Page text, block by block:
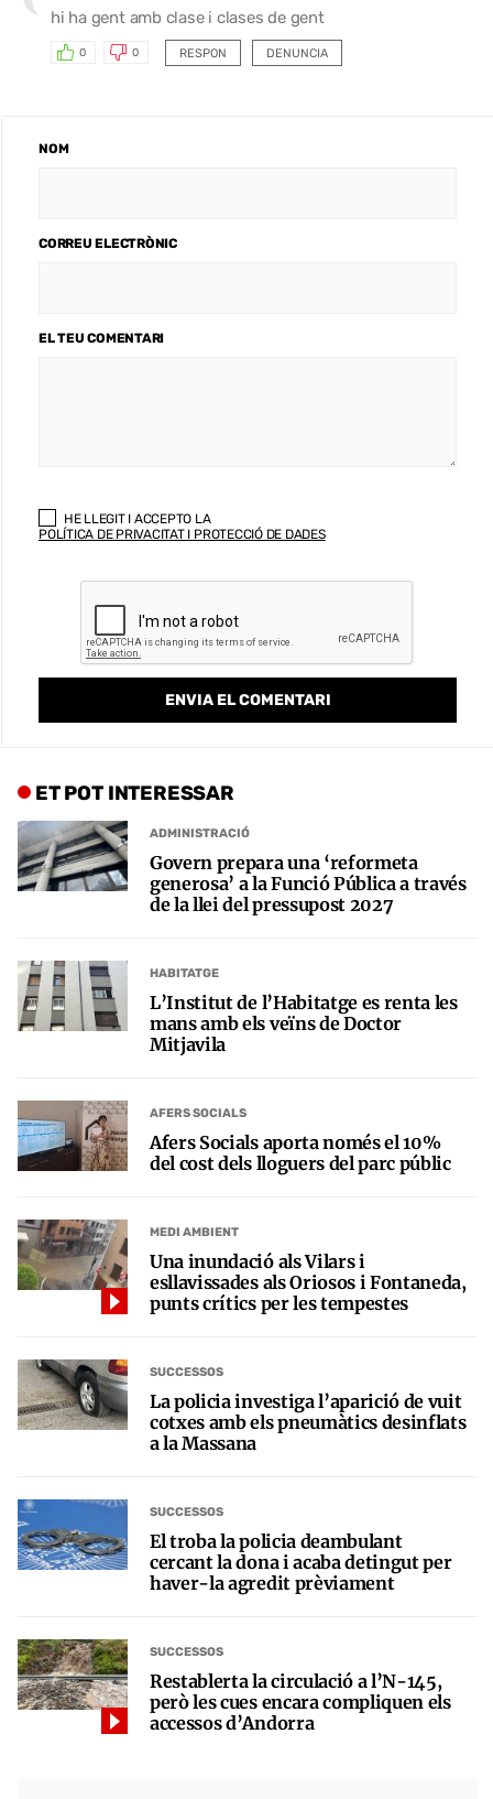
hi ha gent amb clase i clases de gent
RESPON
0 0 DENUNCIA
NOM
CORREU ELECTRÒNIC
EL TEU COMENTARI
HE LLEGIT I ACCEPTO LA
POLÍTICA DE PRIVACITAT I PROTECCIÓ DE DADES
ET POT INTERESSAR
ADMINISTRACIÓ
Govern prepara una ‘reformeta
generosa’ a la Funció Pública a través
de la llei del pressupost 2027
HABITATGE
L’Institut de l’Habitatge es renta les
mans amb els veïns de Doctor
Mitjavila
AFERS SOCIALS
Afers Socials aporta només el 10%
del cost dels lloguers del parc públic
MEDI AMBIENT
Una inundació als Vilars i
esllavissades als Oriosos i Fontaneda,
punts crítics per les tempestes
SUCCESSOS
La policia investiga l’aparició de vuit
cotxes amb els pneumàtics desinflats
a la Massana
SUCCESSOS
El troba la policia deambulant
cercant la dona i acaba detingut per
haver-la agredit prèviament
SUCCESSOS
Restablerta la circulació a l’N-145,
però les cues encara compliquen els
accessos d’Andorra